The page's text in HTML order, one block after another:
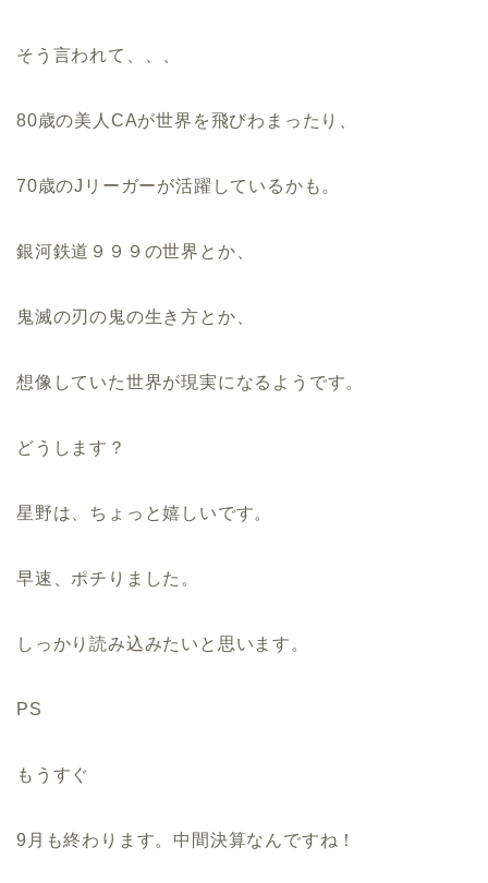
そう言われて、、、
80歳の美人CAが世界を飛びわまったり、
70歳のJリーガーが活躍しているかも。
銀河鉄道９９９の世界とか、
鬼滅の刃の鬼の生き方とか、
想像していた世界が現実になるようです。
どうします？
星野は、ちょっと嬉しいです。
早速、ポチりました。
しっかり読み込みたいと思います。
PS
もうすぐ
9月も終わります。中間決算なんですね！